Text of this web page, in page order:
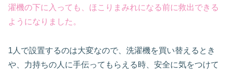
濯機の下に入っても、ほこりまみれになる前に救出できる
ようになりました。
1人で設置するのは大変なので、洗濯機を買い替えるとき
や、力持ちの人に手伝ってもらえる時、安全に気をつけて